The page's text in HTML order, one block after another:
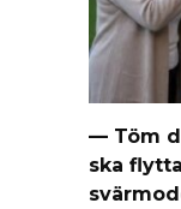
— Töm
ska